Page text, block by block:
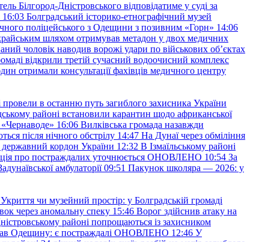
Білгород-Дністровського відповідатиме у суді за
16:03 Болградський історико-етнографічний музей
поліцейського з Одещини з позивним «Горн» 14:06
шляхом отримував метадон у двох медичних
чоловік наводив ворожі удари по військових обʼєктах
відкрили третій сучасний водоочисний комплекс
отримали консультації фахівців медичного центру
в останню путь загиблого захисника України
районі встановили карантин щодо африканської
16:06 Вилківська громада назавжди
після нічного обстрілу 14:47 На Дунаї через обміління
кордон України 12:32 В Ізмаїльському районі
про постраждалих уточнюється ОНОВЛЕНО 10:54 За
амбулаторії 09:51 Пакунок школяра — 2026: у
Укриття чи музейний простір: у Болградській громаді
через аномальну спеку 15:46 Ворог здійснив атаку на
районі попрощаються із захисником
Одещину: є постраждалі ОНОВЛЕНО 12:46 У